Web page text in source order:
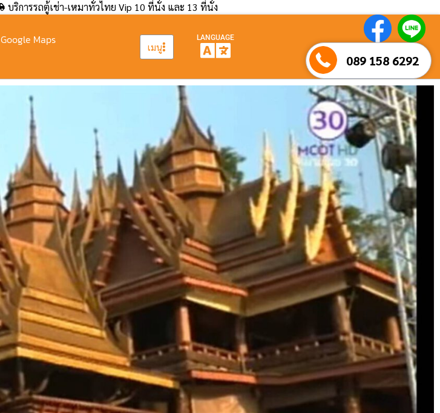
บริการรถตู้เช่า-เหมาทั่วไทย Vip 10 ที่นั่ง และ 13 ที่นั่ง
Google Maps
เมนู
LANGUAGE
089 158 6292